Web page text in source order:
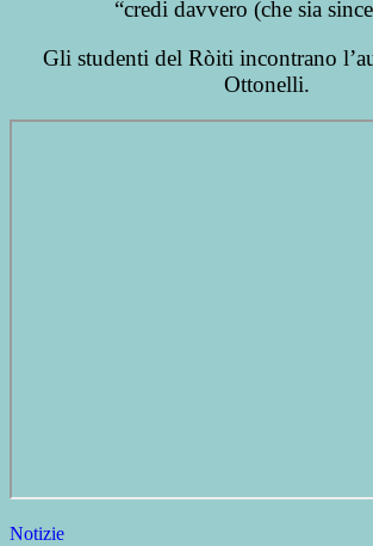
“credi davvero (che sia
Gli studenti del Ròiti incontrano
Ottonelli.
Notizie